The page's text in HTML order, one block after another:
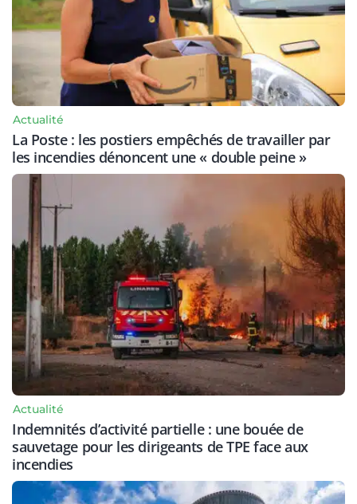
Actualité
La Poste : les postiers empêchés de travailler par
les incendies dénoncent une « double peine »
Actualité
Indemnités d’activité partielle : une bouée de
sauvetage pour les dirigeants de TPE face aux
incendies